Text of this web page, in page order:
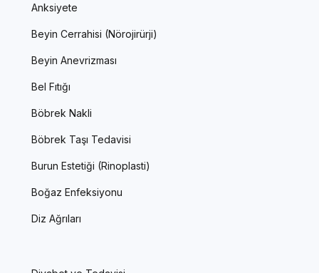
Anksiyete
Beyin Cerrahisi (Nörojirürji)
Beyin Anevrizması
Bel Fıtığı
Böbrek Nakli
Böbrek Taşı Tedavisi
Burun Estetiği (Rinoplasti)
Boğaz Enfeksiyonu
Diz Ağrıları